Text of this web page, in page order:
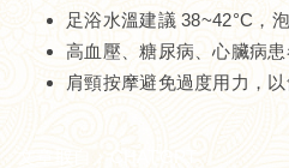
足浴水溫建議 38~42°C，
高血壓、糖尿病、心臟病患
肩頸按摩避免過度用力，以
文章取自：CHATGPT